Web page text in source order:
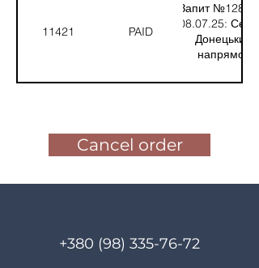
11421 PAID
Запит №1286
08.07.25:
Донецький
напрямок
1)
Cancel order
+380 (98) 335-76-72